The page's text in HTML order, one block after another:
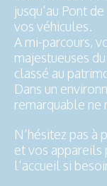
jusqu’au Pont
vos véhicules.
A mi-parcours,
majestueuses
classé au
Dans un
remarquable ne
N’hésitez pas
et vos appareils
l’accueil si